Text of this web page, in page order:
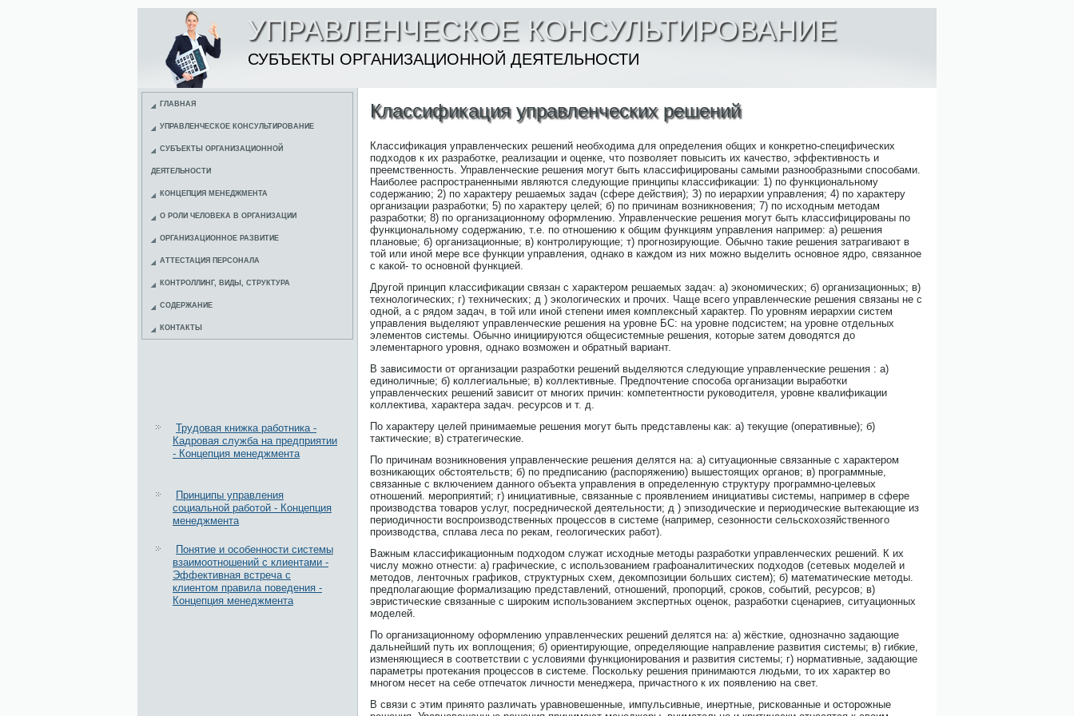
УПРАВЛЕНЧЕСКОЕ КОНСУЛЬТИРОВАНИЕ
СУБЪЕКТЫ ОРГАНИЗАЦИОННОЙ ДЕЯТЕЛЬНОСТИ
ГЛАВНАЯ
УПРАВЛЕНЧЕСКОЕ КОНСУЛЬТИРОВАНИЕ
СУБЪЕКТЫ ОРГАНИЗАЦИОННОЙ
ДЕЯТЕЛЬНОСТИ
КОНЦЕПЦИЯ МЕНЕДЖМЕНТА
О РОЛИ ЧЕЛОВЕКА В ОРГАНИЗАЦИИ
ОРГАНИЗАЦИОННОЕ РАЗВИТИЕ
АТТЕСТАЦИЯ ПЕРСОНАЛА
КОНТРОЛЛИНГ, ВИДЫ, СТРУКТУРА
СОДЕРЖАНИЕ
КОНТАКТЫ
Трудовая книжка работника -
Кадровая служба на предприятии
- Концепция менеджмента
Принципы управления
социальной работой - Концепция
менеджмента
Понятие и особенности системы
взаимоотношений с клиентами -
Эффективная встреча с
клиентом правила поведения -
Концепция менеджмента
Классификация управленческих решений
Классификация управленческих решений необходима для определения общих и конкретно-специфических
подходов к их разработке, реализации и оценке, что позволяет повысить их качество, эффективность и
преемственность. Управленческие решения могут быть классифицированы самыми разнообразными способами.
Наиболее распространенными являются следующие принципы классификации: 1) по функциональному
содержанию; 2) по характеру решаемых задач (сфере действия); З) по иерархии управления; 4) по характеру
организации разработки; 5) по характеру целей; б) по причинам возникновения; 7) по исходным методам
разработки; 8) по организационному оформлению. Управленческие решения могут быть классифицированы по
функциональному содержанию, т.е. по отношению к общим функциям управления например: а) решения
плановые; б) организационные; в) контролирующие; т) прогнозирующие. Обычно такие решения затрагивают в
той или иной мере все функции управления, однако в каждом из них можно выделить основное ядро, связанное
с какой- то основной функцией.
Другой принцип классификации связан с характером решаемых задач: а) экономических; б) организационных; в)
технологических; г) технических; д ) экологических и прочих. Чаще всего управленческие решения связаны не с
одной, а с рядом задач, в той или иной степени имея комплексный характер. По уровням иерархии систем
управления выделяют управленческие решения на уровне БС: на уровне подсистем; на уровне отдельных
элементов системы. Обычно инициируются общесистемные решения, которые затем доводятся до
элементарного уровня, однако возможен и обратный вариант.
В зависимости от организации разработки решений выделяются следующие управленческие решения : а)
единоличные; б) коллегиальные; в) коллективные. Предпочтение способа организации выработки
управленческих решений зависит от многих причин: компетентности руководителя, уровне квалификации
коллектива, характера задач. ресурсов и т. д.
По характеру целей принимаемые решения могут быть представлены как: а) текущие (оперативные); б)
тактические; в) стратегические.
По причинам возникновения управленческие решения делятся на: а) ситуационные связанные с характером
возникающих обстоятельств; б) по предписанию (распоряжению) вышестоящих органов; в) программные,
связанные с включением данного объекта управления в определенную структуру программно-целевых
отношений. мероприятий; г) инициативные, связанные с проявлением инициативы системы, например в сфере
производства товаров услуг, посреднической деятельности; д ) эпизодические и периодические вытекающие из
периодичности воспроизводственных процессов в системе (например, сезонности сельскохозяйственного
производства, сплава леса по рекам, геологических работ).
Важным классификационным подходом служат исходные методы разработки управленческих решений. К их
числу можно отнести: а) графические, с использованием графоаналитических подходов (сетевых моделей и
методов, ленточных графиков, структурных схем, декомпозиции больших систем); б) математические методы.
предполагающие формализацию представлений, отношений, пропорций, сроков, событий, ресурсов; в)
эвристические связанные с широким использованием экспертных оценок, разработки сценариев, ситуационных
моделей.
По организационному оформлению управленческих решений делятся на: а) жёсткие, однозначно задающие
дальнейший путь их воплощения; б) ориентирующие, определяющие направление развития системы; в) гибкие,
изменяющиеся в соответствии с условиями функционирования и развития системы; г) нормативные, задающие
параметры протекания процессов в системе. Поскольку решения принимаются людьми, то их характер во
многом несет на себе отпечаток личности менеджера, причастного к их появлению на свет.
В связи с этим принято различать уравновешенные, импульсивные, инертные, рискованные и осторожные